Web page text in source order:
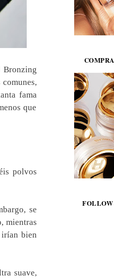
Bronzing
fama
que
polvos
se
mientras
irían bien
suave,
FOLLOW